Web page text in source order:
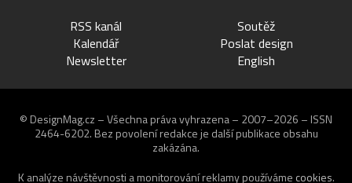
RSS kanál
Kalendář
Newsletter
Soutěž
Poslat design
English
© DesignMag.cz – Všechna práva vyhrazena – 2007–2026 – ISSN
2464-6202. Bez povolení redakce je další publikace obsahu
zakázána.
K analýze návštěvnosti a monitorování reklamy používáme cookies.